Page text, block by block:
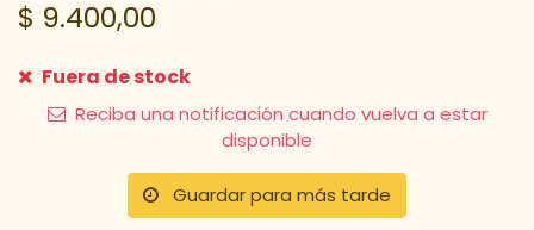
$ 9.400,00
Fuera de stock
Reciba una notificación cuando vuelva a estar
disponible
Guardar para más tarde